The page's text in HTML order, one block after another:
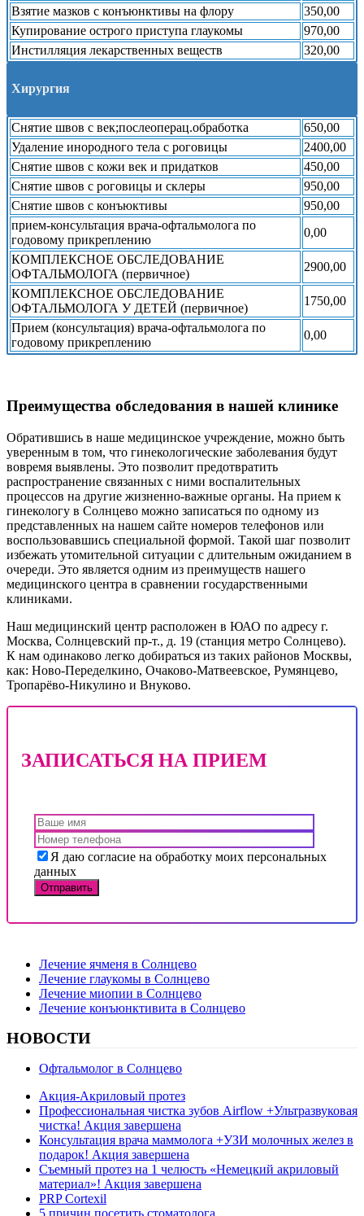
Взятие мазков с конъюнктивы на флору
350,00
Купирование острого приступа глаукомы
970,00
Инстилляция лекарственных веществ
320,00
Хирургия
Снятие швов с век;послеоперац.обработка
650,00
Удаление инородного тела с роговицы
2400,00
Снятие швов с кожи век и придатков
450,00
Снятие швов с роговицы и склеры
950,00
Снятие швов с конъюктивы
950,00
прием-консультация врача-офтальмолога по
годовому прикреплению
0,00
КОМПЛЕКСНОЕ ОБСЛЕДОВАНИЕ
ОФТАЛЬМОЛОГА (первичное)
2900,00
КОМПЛЕКСНОЕ ОБСЛЕДОВАНИЕ
ОФТАЛЬМОЛОГА У ДЕТЕЙ (первичное)
1750,00
Прием (консультация) врача-офтальмолога по
годовому прикреплению
0,00
Преимущества обследования в нашей клинике
Обратившись в наше медицинское учреждение, можно быть
уверенным в том, что гинекологические заболевания будут
вовремя выявлены. Это позволит предотвратить
распространение связанных с ними воспалительных
процессов на другие жизненно-важные органы. На прием к
гинекологу в Солнцево можно записаться по одному из
представленных на нашем сайте номеров телефонов или
воспользовавшись специальной формой. Такой шаг позволит
избежать утомительной ситуации с длительным ожиданием в
очереди. Это является одним из преимуществ нашего
медицинского центра в сравнении государственными
клиниками.
Наш медицинский центр расположен в ЮАО по адресу г.
Москва, Солнцевский пр-т., д. 19 (станция метро Солнцево).
К нам одинаково легко добираться из таких районов Москвы,
как: Ново-Переделкино, Очаково-Матвеевское, Румянцево,
Тропарёво-Никулино и Внуково.
ЗАПИСАТЬСЯ НА ПРИЕМ
Я даю согласие на обработку моих персональных
данных
Лечение ячменя в Солнцево
Лечение глаукомы в Солнцево
Лечение миопии в Солнцево
Лечение конъюнктивита в Солнцево
НОВОСТИ
Офтальмолог в Солнцево
Акция-Акриловый протез
Профессиональная чистка зубов Airflow +Ультразвуковая
чистка! Акция завершена
Консультация врача маммолога +УЗИ молочных желез в
подарок! Акция завершена
Съемный протез на 1 челюсть «Немецкий акриловый
материал»! Акция завершена
PRP Cortexil
5 причин посетить стоматолога